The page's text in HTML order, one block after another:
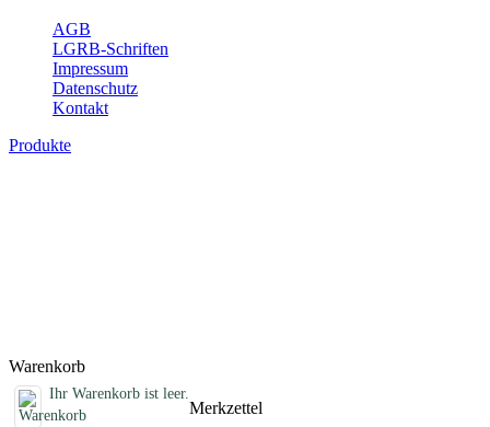
AGB
LGRB-Schriften
Impressum
Datenschutz
Kontakt
Produkte
Warenkorb
Ihr Warenkorb ist leer.
Merkzettel